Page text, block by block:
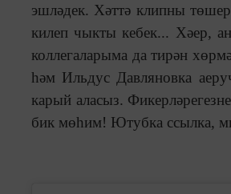
эшләдек. Хәттә клипны
килеп чыкты кебек... Хәер,
коллегаларыма да тирән
һәм Ильдус Давляновка
карый аласыз.
бик мөһим! Ютубка ссылка,